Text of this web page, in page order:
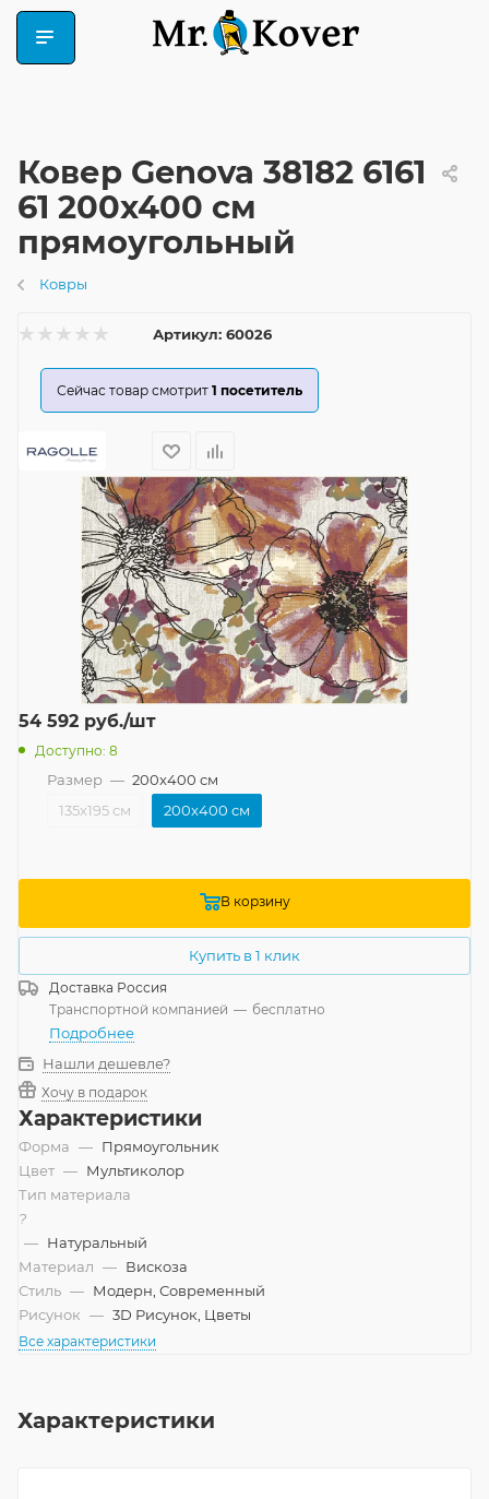
Ковер Genova 38182 6161
61 200x400 см
прямоугольный
Ковры
Артикул: 60026
Сейчас товар смотрит 1 посетитель
54 592 руб./шт
Доступно: 8
Размер — 200x400 см
135x195 см
200x400 см
В корзину
Купить в 1 клик
Доставка Россия
Транспортной компанией — бесплатно
Подробнее
Нашли дешевле?
Хочу в подарок
Характеристики
Форма — Прямоугольник
Цвет — Мультиколор
Тип материала
?
— Натуральный
Материал — Вискоза
Стиль — Модерн, Современный
Рисунок — 3D Рисунок, Цветы
Все характеристики
Характеристики